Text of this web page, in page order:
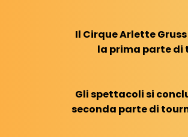
Il Cirque Arlette
la prima parte di
Gli spettacoli si
seconda parte di